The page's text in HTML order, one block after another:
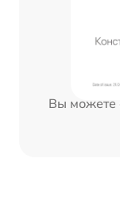
Вы можете